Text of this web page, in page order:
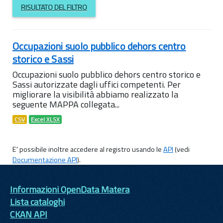
RISULTATO DEL FILTRO
Occupazioni suolo pubblico dehors centro
storico e Sassi
Occupazioni suolo pubblico dehors centro storico e
Sassi autorizzate dagli uffici competenti. Per
migliorare la visibilità abbiamo realizzato la
seguente MAPPA collegata...
CSV Excel XLSX
E' possibile inoltre accedere al registro usando leAPI(vedi
Documentazione API).
Informazioni OpenData Matera
Lista cataloghi
CKAN API